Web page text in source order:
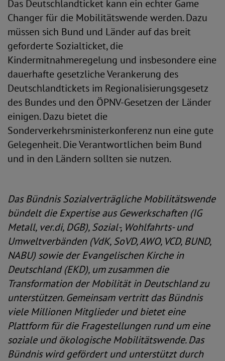
Das Deutschlandticket kann ein echter Game
Changer für die Mobilitätswende werden. Dazu
müssen sich Bund und Länder auf das breit
geforderte Sozialticket, die
Kindermitnahmeregelung und insbesondere eine
dauerhafte gesetzliche Verankerung des
Deutschlandtickets im Regionalisierungsgesetz
des Bundes und den ÖPNV-Gesetzen der Länder
einigen. Dazu bietet die
Sonderverkehrsministerkonferenz nun eine gute
Gelegenheit. Die Verantwortlichen beim Bund
und in den Ländern sollten sie nutzen.
Das Bündnis Sozialverträgliche Mobilitätswende
bündelt die Expertise aus Gewerkschaften (IG
Metall, ver.di, DGB), Sozial-, Wohlfahrts- und
Umweltverbänden (VdK, SoVD, AWO, VCD, BUND,
NABU) sowie der Evangelischen Kirche in
Deutschland (EKD), um zusammen die
Transformation der Mobilität in Deutschland zu
unterstützen. Gemeinsam vertritt das Bündnis
viele Millionen Mitglieder und bietet eine
Plattform für die Fragestellungen rund um eine
soziale und ökologische Mobilitätswende. Das
Bündnis wird gefördert und unterstützt durch